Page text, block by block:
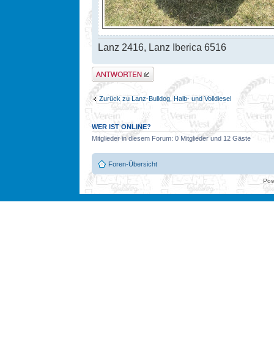
Lanz 2416, Lanz Iberica 6516
Antwort erstellen
Zurück zu Lanz-Bulldog, Halb- und Volldiesel
WER IST ONLINE?
Mitglieder in diesem Forum: 0 Mitglieder und 12 Gäste
Foren-Übersicht